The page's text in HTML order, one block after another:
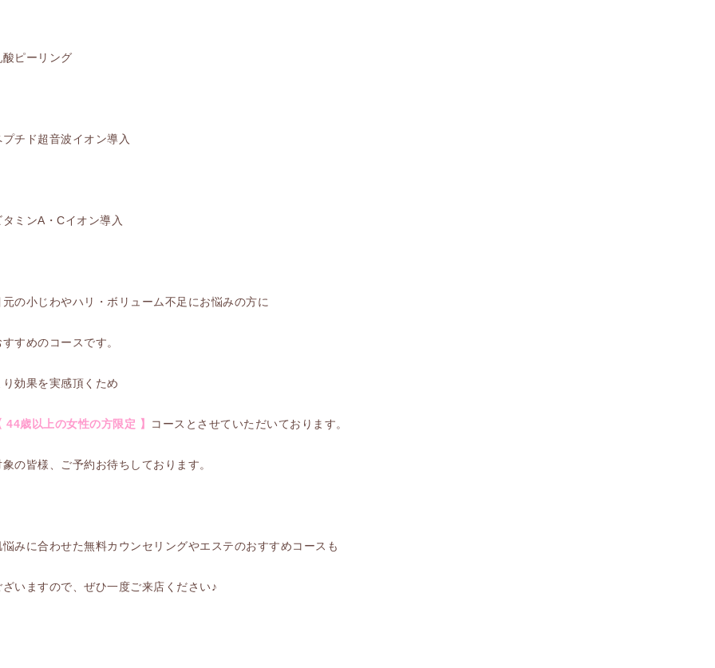
酸ピーリング
プチド超音波イオン導入
タミンA・Cイオン導入
元の小じわやハリ・ボリューム不足にお悩みの方に
すすめのコースです。
り効果を実感頂くため
44歳以上の女性の方限定 】 コースとさせていただいております。
象の皆様、ご予約お待ちしております。
悩みに合わせた無料カウンセリングやエステのおすすめコースも
ざいますので、ぜひ一度ご来店ください♪